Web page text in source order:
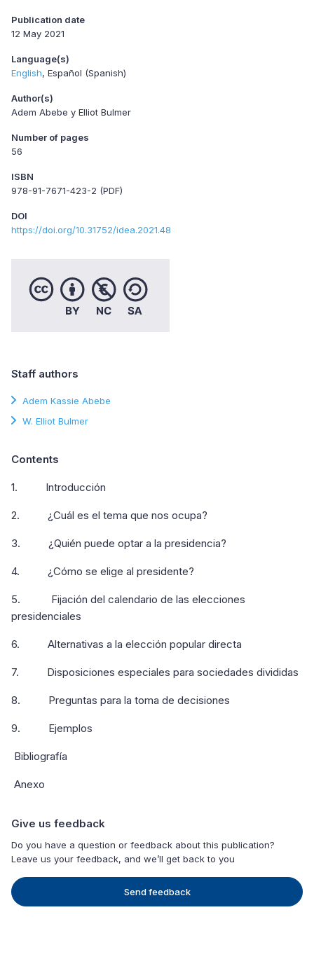
Publication date
12 May 2021
Language(s)
English Español (Spanish)
Author(s)
Adem Abebe y Elliot Bulmer
Number of pages
56
ISBN
978-91-7671-423-2 (PDF)
DOI
https://doi.org/10.31752/idea.2021.48
Staff authors
Adem Kassie Abebe
W. Elliot Bulmer
Contents
1. Introducción
2. ¿Cuál es el tema que nos ocupa?
3. ¿Quién puede optar a la presidencia?
4. ¿Cómo se elige al presidente?
5. Fijación del calendario de las elecciones
presidenciales
6. Alternativas a la elección popular directa
7. Disposiciones especiales para sociedades divididas
8. Preguntas para la toma de decisiones
9. Ejemplos
Bibliografía
Anexo
Give us feedback
Do you have a question or feedback about this publication?
Leave us your feedback, and we’ll get back to you
Send feedback